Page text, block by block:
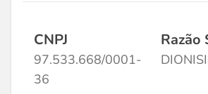
CNPJ
97.533.668/0001-
36
Razão